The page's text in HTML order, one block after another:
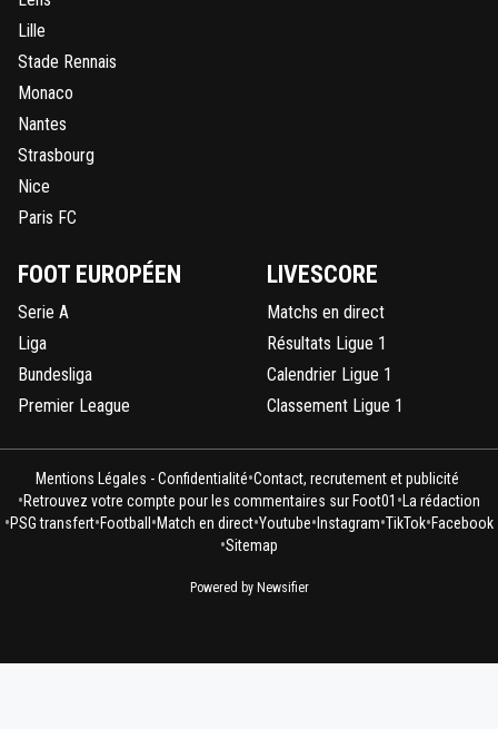
Lille
Stade Rennais
Monaco
Nantes
Strasbourg
Nice
Paris FC
FOOT EUROPÉEN
Serie A
Liga
Bundesliga
Premier League
LIVESCORE
Matchs en direct
Résultats Ligue 1
Calendrier Ligue 1
Classement Ligue 1
Mentions Légales - Confidentialité•Contact, recrutement et publicité
•Retrouvez votre compte pour les commentaires sur Foot01 • La rédaction
•PSG transfert•Football •Match en direct•Youtube• Instagram•TikTok•Facebook
•Sitemap
Powered by Newsifier